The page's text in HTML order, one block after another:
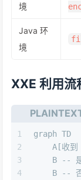
境
Java 环
境
XXE 利用流
1
2
3
4
graph TD
A[收到
B --
B --